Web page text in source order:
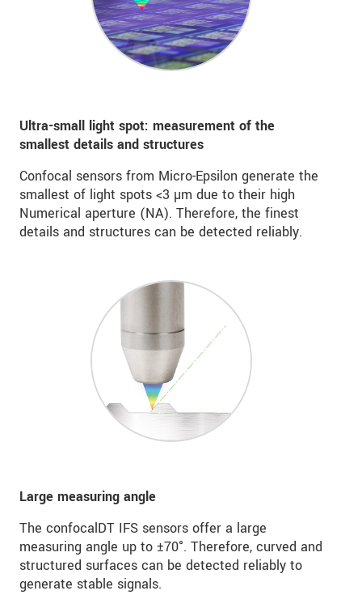
Ultra-small light spot: measurement of the
smallest details and structures
Confocal sensors from Micro-Epsilon generate the
smallest of light spots <3 µm due to their high
Numerical aperture (NA). Therefore, the finest
details and structures can be detected reliably.
Large measuring angle
The confocalDT IFS sensors offer a large
measuring angle up to ±70°. Therefore, curved and
structured surfaces can be detected reliably to
generate stable signals.